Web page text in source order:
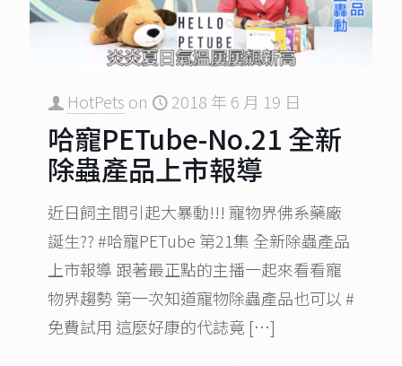
HotPets on 2018 年 6 月 19 日
哈寵PETube-No.21 全新
除蟲產品上市報導
近日飼主間引起大暴動!!! 寵物界佛系藥廠
誕生?? #哈寵PETube 第21集 全新除蟲產品
上市報導 跟著最正點的主播一起來看看寵
物界趨勢 第一次知道寵物除蟲產品也可以 #
免費試用 這麼好康的代誌竟 […]